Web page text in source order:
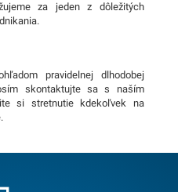
za jeden z dôležitých
pravidelnej dlhodobej
skontaktujte sa s naším
si stretnutie kdekoľvek na